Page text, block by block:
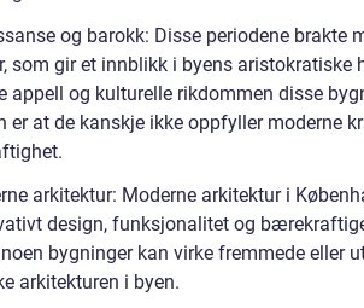
og barokk: Disse periodene brakte
som gir et innblikk i byens aristokratiske
appell og kulturelle rikdommen disse
er at de kanskje ikke oppfyller moderne
arkitektur: Moderne arkitektur i
design, funksjonalitet og
bygninger kan virke fremmede eller
arkitekturen i byen.